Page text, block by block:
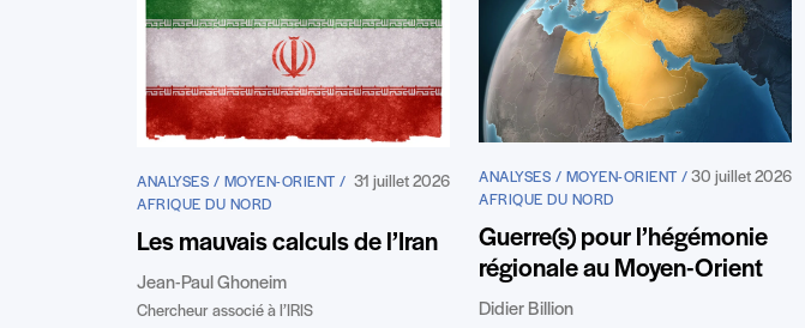
ANALYSES / MOYEN-ORIENT /
AFRIQUE DU NORD
31 juillet 2026
Les mauvais calculs de l’Iran
Jean-Paul Ghoneim
Chercheur associé à l’IRIS
ANALYSES / MOYEN-ORIENT /
AFRIQUE DU NORD
30 juillet 2026
Guerre(s) pour l’hégémonie
régionale au Moyen-Orient
Didier Billion